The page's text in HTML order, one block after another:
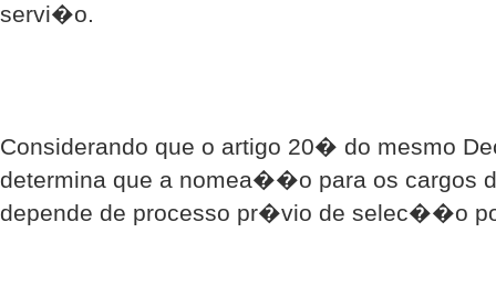
servi�o.
Considerando que o artigo 20� do mesmo
determina que a nomea��o para os cargos
depende de processo pr�vio de selec��o